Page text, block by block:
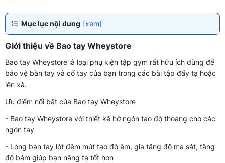
Mục lục nội dung [xem]
Giới thiệu về Bao tay Wheystore
Bao tay Wheystore là loại phụ kiện tập gym rất hữu ích dùng để
bảo vệ bàn tay và cổ tay của bạn trong các bài tập đẩy tạ hoặc
lên xà.
Ưu điểm nổi bật của Bao tay Wheystore
- Bao tay Wheystore với thiết kế hở ngón tạo độ thoáng cho các
ngón tay
- Lòng bàn tay lót đệm mút tạo độ êm, gia tăng độ ma sát, tăng
độ bám giúp bạn nâng tạ tốt hơn